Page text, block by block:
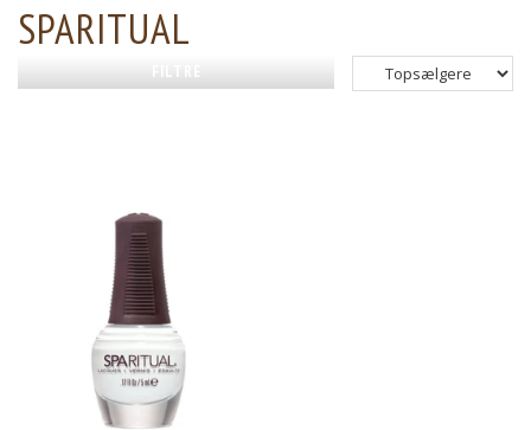
SPARITUAL
FILTRE